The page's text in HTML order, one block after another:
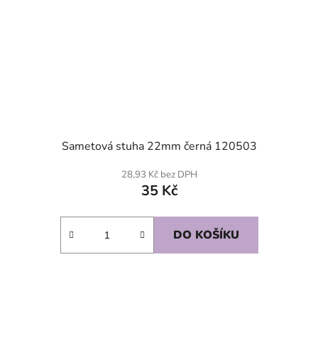
Sametová stuha 22mm černá 120503
28,93 Kč bez DPH
35 Kč
DO KOŠÍKU